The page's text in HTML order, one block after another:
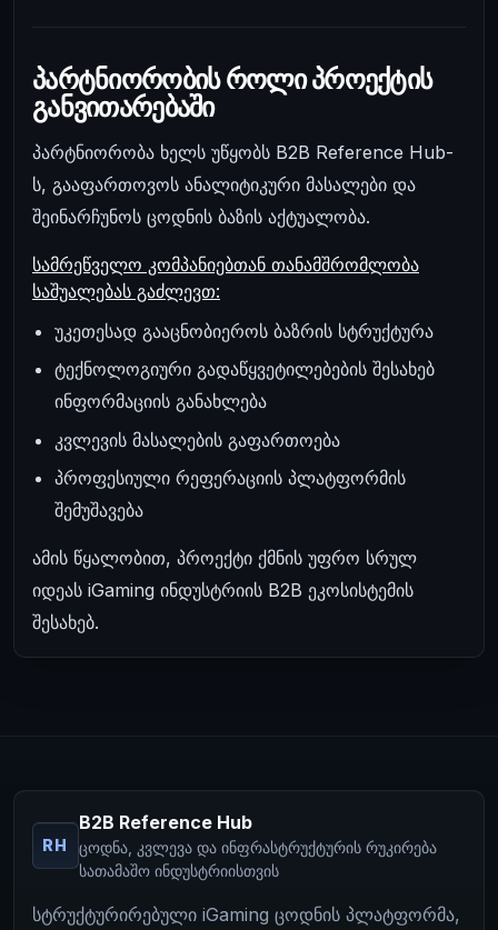
პარტნიორობის როლი პროექტის
განვითარებაში
პარტნიორობა ხელს უწყობს B2B Reference Hub-
ს, გააფართოვოს ანალიტიკური მასალები და
შეინარჩუნოს ცოდნის ბაზის აქტუალობა.
სამრეწველო კომპანიებთან თანამშრომლობა
საშუალებას გაძლევთ:
უკეთესად გააცნობიეროს ბაზრის სტრუქტურა
ტექნოლოგიური გადაწყვეტილებების შესახებ
ინფორმაციის განახლება
კვლევის მასალების გაფართოება
პროფესიული რეფერაციის პლატფორმის
შემუშავება
ამის წყალობით, პროექტი ქმნის უფრო სრულ
იდეას iGaming ინდუსტრიის B2B ეკოსისტემის
შესახებ.
RH
B2B Reference Hub
ცოდნა, კვლევა და ინფრასტრუქტურის რუკირება
სათამაშო ინდუსტრიისთვის
სტრუქტურირებული iGaming ცოდნის პლატფორმა,